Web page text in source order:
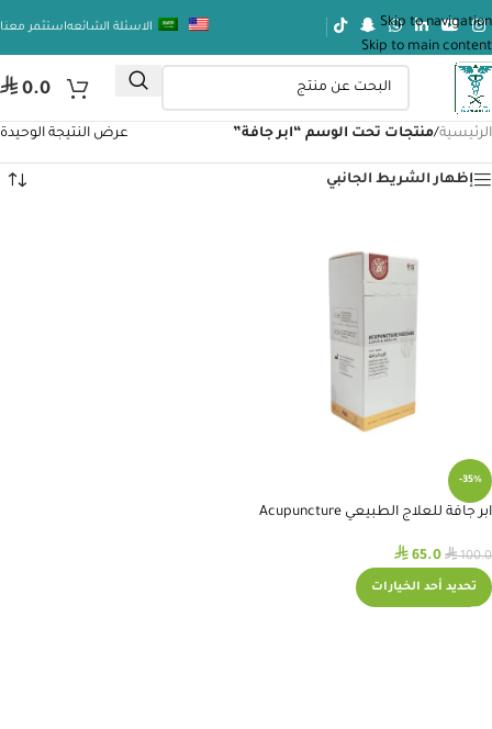
Skip to navigation
Skip to main content
الاسئلة الشائعهاستثمر معنا
⃁ 0.0
الرئيسية/منتجات تحت الوسم “ابر جافة” عرض النتيجة الوحيدة
إظهار الشريط الجانبي
-35%
ابر جافة للعلاج الطبيعي Acupuncture
⃁100.0
⃁ 65.0
تحديد أحد الخيارات